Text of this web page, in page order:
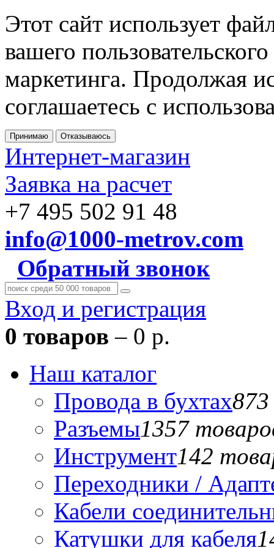
Этот сайт использует
вашего
маркетинга. Продолжая
соглашаетесь с
Принимаю Отказываюсь
Интернет-магазин
Заявка на расчет
+7 495 502 91 48
info@1000-metrov.com
Обратный звонок
Вход и регистрация
0 товаров – 0 р.
Наш каталог
Провода в бухтах
Разъемы1357
Инструмент142
Переходники /
Кабели
Катушки для кабеля